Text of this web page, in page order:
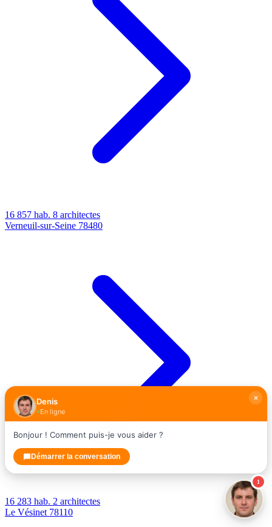
16 857 hab. 8 architectes
Verneuil-sur-Seine 78480
16 283 hab. 2 architectes
Le Vésinet 78110
1
Denis
En ligne
Bonjour ! Comment puis-je vous aider ?
Démarrer la conversation